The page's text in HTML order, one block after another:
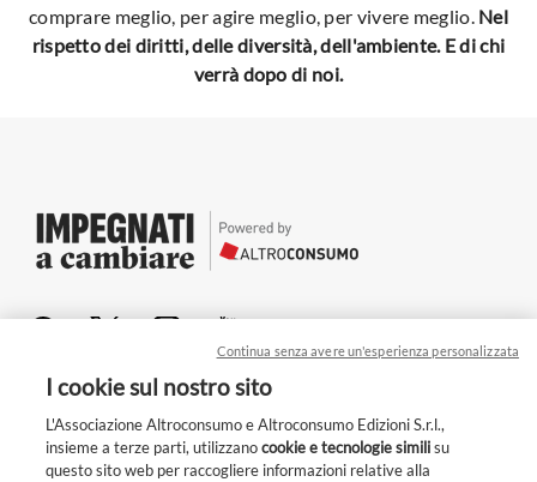
comprare meglio, per agire meglio, per vivere meglio. Nel
rispetto dei diritti, delle diversità, dell'ambiente. E di chi
verrà dopo di noi.
Chi siamo
Per le aziende
Privacy
I cookie sul nostro sito
L'Associazione Altroconsumo e Altroconsumo Edizioni S.r.l.,
insieme a terze parti, utilizzanocookie e tecnologie similisu
questo sito web per raccogliere informazioni relative alla
Continua senza avere un'esperienza personalizzata